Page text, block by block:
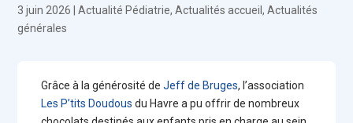
3 juin 2026 |Actualité Pédiatrie,Actualités accueil,Actualités
générales
Grâce à la générosité deJeff de Bruges, l’association
Les P’tits Doudous du Havre a pu offrir de nombreux